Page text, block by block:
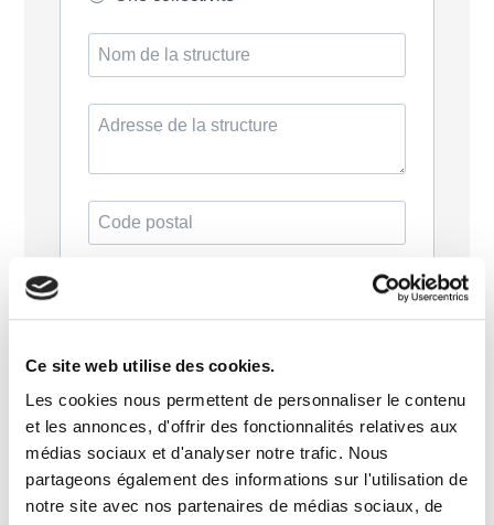
Ce site web utilise des cookies.
Les cookies nous permettent de personnaliser le contenu
et les annonces, d'offrir des fonctionnalités relatives aux
médias sociaux et d'analyser notre trafic. Nous
partageons également des informations sur l'utilisation de
notre site avec nos partenaires de médias sociaux, de
La structure a déjà bénéficié d'une
dotation Vals